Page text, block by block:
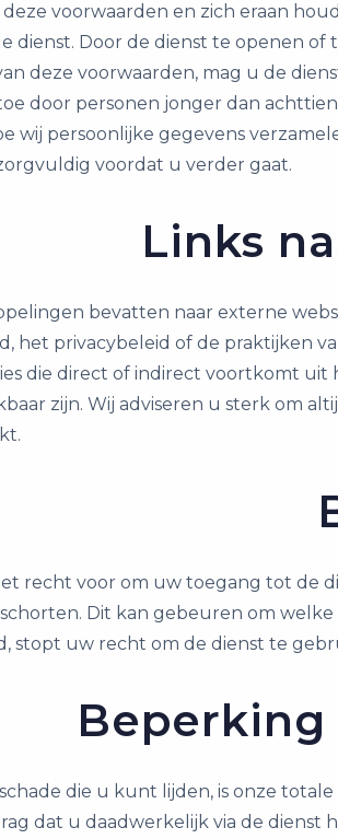
voorwaarden en zich eraan
dienst. Door de dienst te openen
deze voorwaarden, mag u de
door personen jonger dan
wij persoonlijke gegevens
voordat u verder gaat.
Links
bevatten naar externe
het privacybeleid of de praktijken
die direct of indirect voortkomt
zijn. Wij adviseren u sterk om
recht voor om uw toegang tot de
Dit kan gebeuren om
stopt uw recht om de dienst te
Beperking
die u kunt lijden, is onze
dat u daadwerkelijk via de dienst